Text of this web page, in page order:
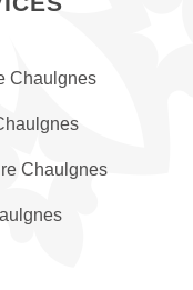
Chaulgnes
Chaulgnes